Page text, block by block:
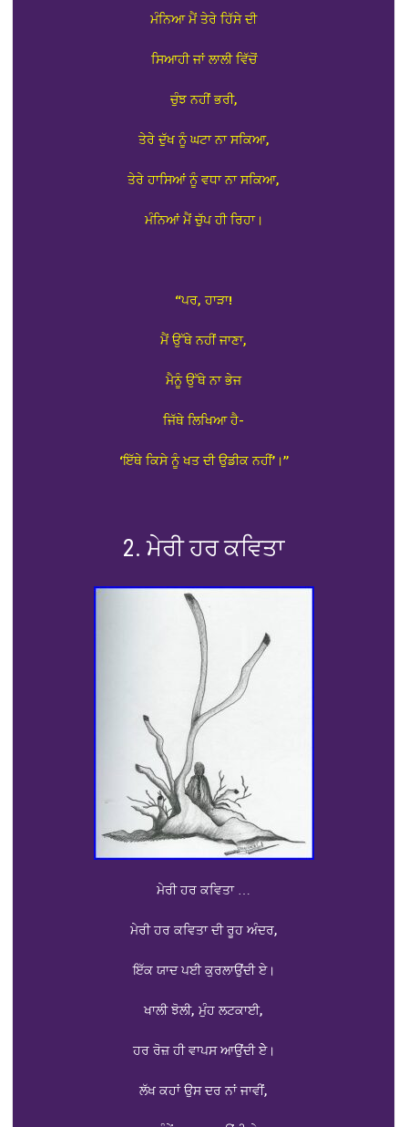
ਮੰਨਿਆ ਮੈਂ ਤੇਰੇ ਹਿੱਸੇ ਦੀ
ਸਿਆਹੀ ਜਾਂ ਲਾਲੀ ਵਿੱਚੋਂ
ਚੁੰਝ ਨਹੀਂ ਭਰੀ,
ਤੇਰੇ ਦੁੱਖ ਨੂੰ ਘਟਾ ਨਾ ਸਕਿਆ,
ਤੇਰੇ ਹਾਸਿਆਂ ਨੂੰ ਵਧਾ ਨਾ ਸਕਿਆ,
ਮੰਨਿਆਂ ਮੈਂ ਚੁੱਪ ਹੀ ਰਿਹਾ।
“ਪਰ, ਹਾੜਾ!
ਮੈਂ ਉੱਥੇ ਨਹੀਂ ਜਾਣਾ,
ਮੈਨੂੰ ਉੱਥੇ ਨਾ ਭੇਜ
ਜਿੱਥੇ ਲਿਖਿਆ ਹੈ-
‘ਇੱਥੇ ਕਿਸੇ ਨੂੰ ਖਤ ਦੀ ਉਡੀਕ ਨਹੀਂ’।”
2. ਮੇਰੀ ਹਰ ਕਵਿਤਾ
ਮੇਰੀ ਹਰ ਕਵਿਤਾ …
ਮੇਰੀ ਹਰ ਕਵਿਤਾ ਦੀ ਰੂਹ ਅੰਦਰ,
ਇੱਕ ਯਾਦ ਪਈ ਕੁਰਲਾਉਂਦੀ ਏ।
ਖਾਲੀ ਝੋਲੀ, ਮੁੰਹ ਲਟਕਾਈ,
ਹਰ ਰੋਜ਼ ਹੀ ਵਾਪਸ ਆਉਂਦੀ ਏੇ।
ਲੱਖ ਕਹਾਂ ਉਸ ਦਰ ਨਾਂ ਜਾਵੀਂ,